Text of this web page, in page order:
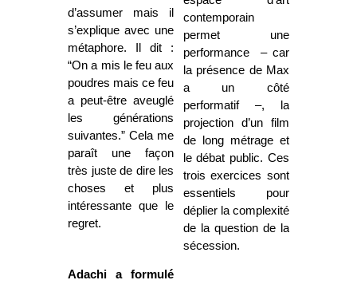
d’assumer mais il
s’explique avec une
métaphore. Il dit :
“On a mis le feu aux
poudres mais ce feu
a peut-être aveuglé
les générations
suivantes.” Cela me
paraît une façon
très juste de dire les
choses et plus
intéressante que le
regret.
Adachi a formulé
contemporain
permet une
performance – car
la présence de Max
a un côté
performatif –, la
projection d’un film
de long métrage et
le débat public. Ces
trois exercices sont
essentiels pour
déplier la complexité
de la question de la
sécession.